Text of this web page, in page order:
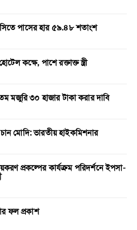
পাসের হার ৫৯.৪৮ শতাংশ
কক্ষে, পাশে রক্তাক্ত স্ত্রী
মজুরি ৩০ হাজার টাকা করার দাবি
মোদি: ভারতীয় হাইকমিশনার
প্রকল্পের কার্যক্রম পরিদর্শনে ইপসা-
ফল প্রকাশ